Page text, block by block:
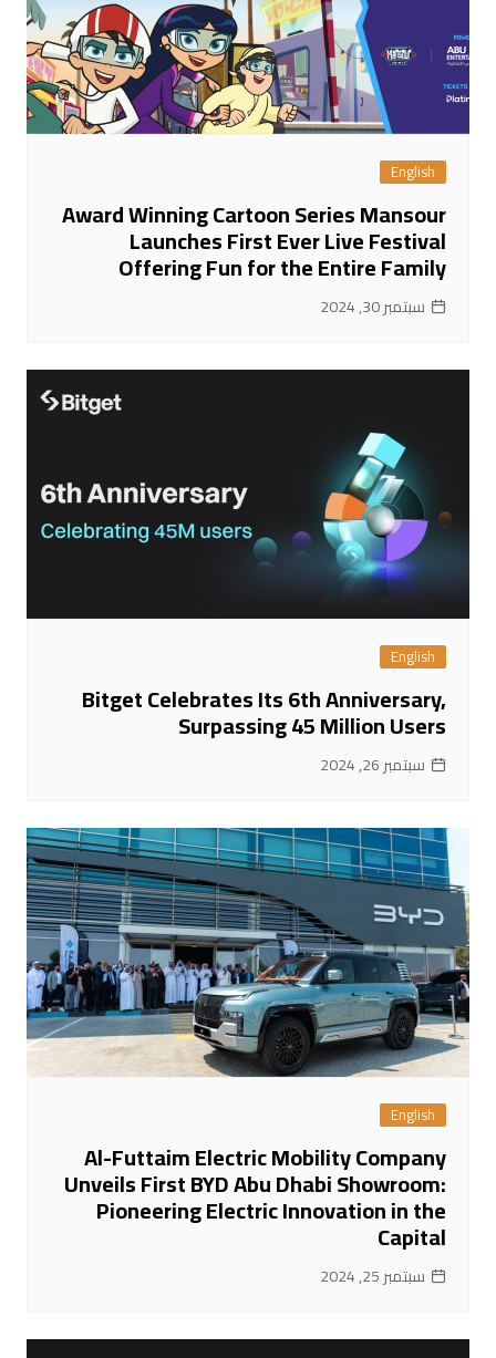
English
Award Winning Cartoon Series Mansour
Launches First Ever Live Festival
Offering Fun for the Entire Family
سبتمبر 30, 2024
English
Bitget Celebrates Its 6th Anniversary,
Surpassing 45 Million Users
سبتمبر 26, 2024
English
Al-Futtaim Electric Mobility Company
Unveils First BYD Abu Dhabi Showroom:
Pioneering Electric Innovation in the
Capital
سبتمبر 25, 2024